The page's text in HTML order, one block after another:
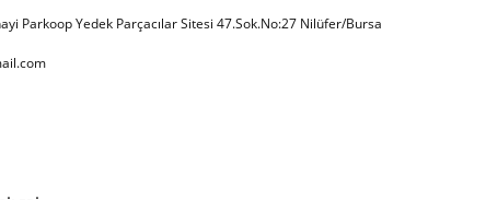
Parkoop Yedek Parçacılar Sitesi 47.Sok.No:27 Nilüfer/Bursa